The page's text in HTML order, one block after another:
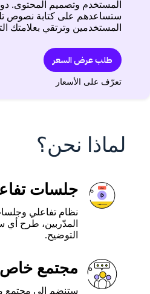
المستخدم وتصميم المحتوى.
ستساعدهم على كتابة نصوص
المستخدمين وترتقي بعلامتك
طلب عرض السعر
تعرّف على الأسعار
لماذا نحن؟
جلسات
نظام تفاعلي
المدّربين، طرح أي
التوضيح.
مجتمع خاص
ستنضم إلى مجتمع